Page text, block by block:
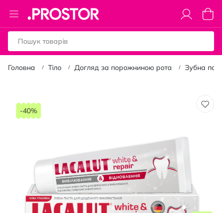
Toggle
Nav
Кошик
Головна Тіло Догляд за порожниною рота Зубна
кінця
-40%